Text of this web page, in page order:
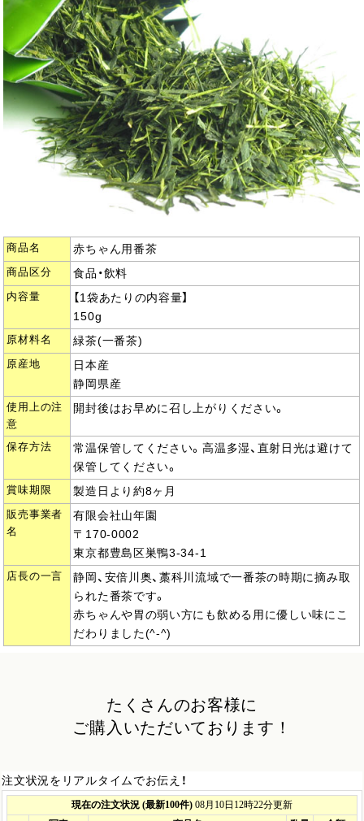
商品名 赤ちゃん用番茶
商品区分 食品・飲料
内容量
【1袋あたりの内容量】
150g
原材料名 緑茶(一番茶)
原産地
日本産
静岡県産
使用上の注
意
開封後はお早めに召し上がりください。
保存方法
常温保管してください。高温多湿、直射日光は避けて
保管してください。
賞味期限 製造日より約8ヶ月
販売事業者
名
有限会社山年園
〒170-0002
東京都豊島区巣鴨3-34-1
店長の一言
静岡、安倍川奥、藁科川流域で一番茶の時期に摘み取
られた番茶です。
赤ちゃんや胃の弱い方にも飲める用に優しい味にこ
だわりました(^-^)
たくさんのお客様に
ご購入いただいております！
注文状況をリアルタイムでお伝え！